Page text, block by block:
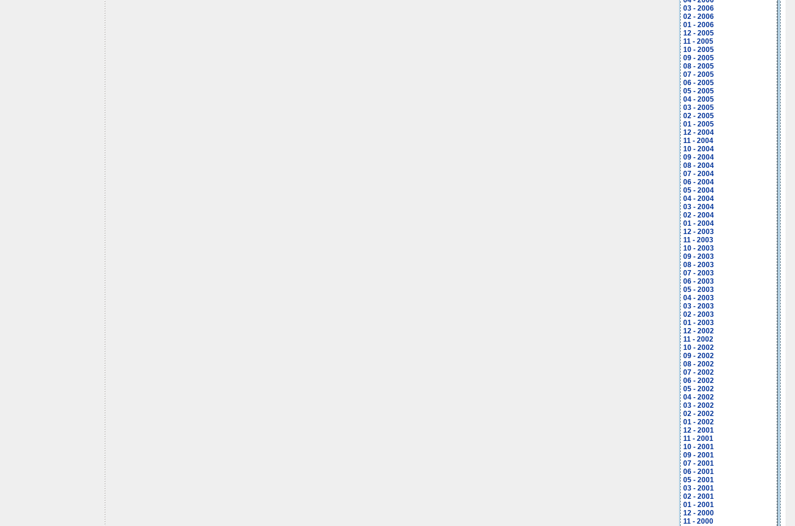
03 - 2006
02 - 2006
01 - 2006
12 - 2005
11 - 2005
10 - 2005
09 - 2005
08 - 2005
07 - 2005
06 - 2005
05 - 2005
04 - 2005
03 - 2005
02 - 2005
01 - 2005
12 - 2004
11 - 2004
10 - 2004
09 - 2004
08 - 2004
07 - 2004
06 - 2004
05 - 2004
04 - 2004
03 - 2004
02 - 2004
01 - 2004
12 - 2003
11 - 2003
10 - 2003
09 - 2003
08 - 2003
07 - 2003
06 - 2003
05 - 2003
04 - 2003
03 - 2003
02 - 2003
01 - 2003
12 - 2002
11 - 2002
10 - 2002
09 - 2002
08 - 2002
07 - 2002
06 - 2002
05 - 2002
04 - 2002
03 - 2002
02 - 2002
01 - 2002
12 - 2001
11 - 2001
10 - 2001
09 - 2001
07 - 2001
06 - 2001
05 - 2001
03 - 2001
02 - 2001
01 - 2001
12 - 2000
11 - 2000